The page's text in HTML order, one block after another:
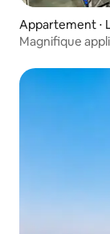
Appartement ⋅
Magnifique